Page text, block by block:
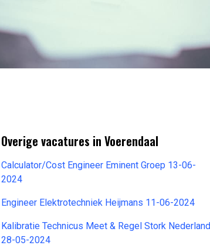
Overige vacatures in Voerendaal
Calculator/Cost Engineer Eminent Groep 13-06-
2024
Engineer Elektrotechniek Heijmans 11-06-2024
Kalibratie Technicus Meet & Regel Stork Nederland
28-05-2024